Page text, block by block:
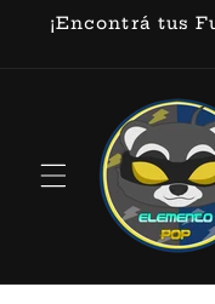
directamente
¡Encontrá tus